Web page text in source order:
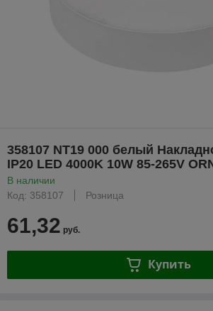
358107 NT19 000 белый
IP20 LED 4000K 10W 85-265V
В наличии
Код: 358107
Розница
61,32 руб.
Купить